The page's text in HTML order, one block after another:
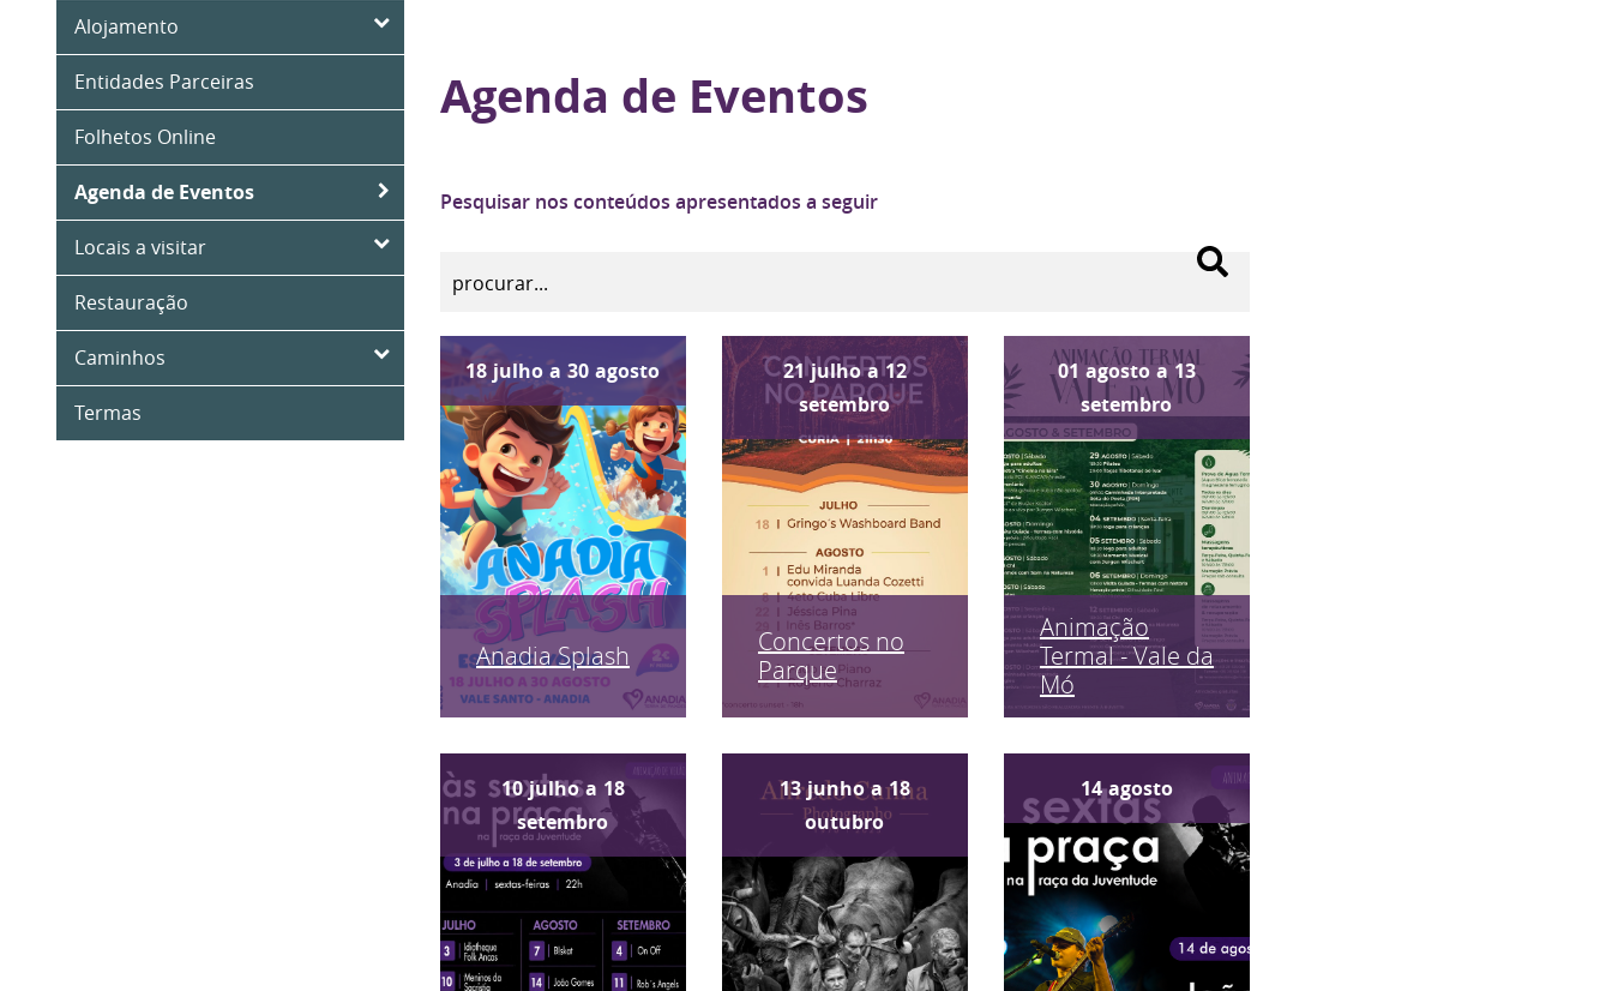
Alojamento
Entidades Parceiras
Folhetos Online
Agenda de Eventos
Locais a visitar
Restauração
Caminhos
Termas
Agenda de Eventos
Pesquisar nos conteúdos apresentados a seguir
18 julho a 30 agosto
Anadia Splash
21 julho a 12
setembro
Concertos no
Parque
01 agosto a 13
setembro
Animação
Termal - Vale da
Mó
10 julho a 18
setembro
13 junho a 18
outubro
14 agosto